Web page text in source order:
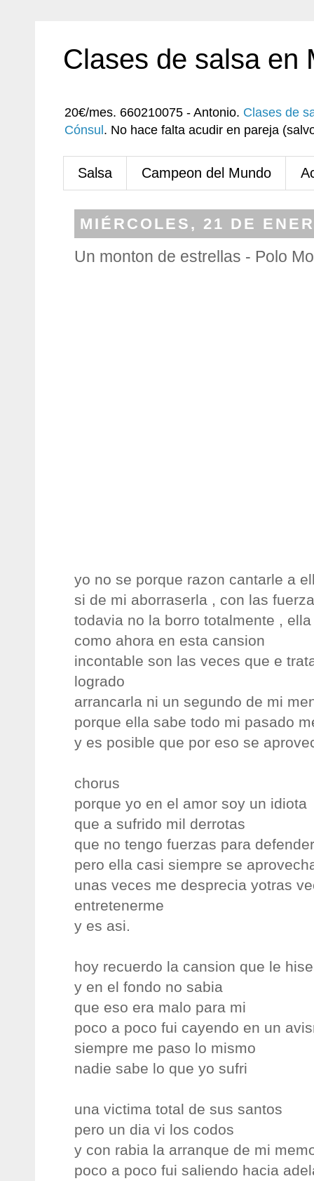
Clases de salsa en
20€/mes. 660210075 - Antonio. Clases de
Cónsul . No hace falta acudir en pareja
Salsa Campeon del Mundo
MIÉRCOLES, 21 DE
Un monton de estrellas - Polo
yo no se porque razon cantarle a
si de mi aborraserla , con las
todavia no la borro totalmente ,
como ahora en esta cansion
incontable son las veces que e
logrado
arrancarla ni un segundo de mi
porque ella sabe todo mi pasado
y es posible que por eso se
chorus
porque yo en el amor soy un idiota
que a sufrido mil derrotas
que no tengo fuerzas para
pero ella casi siempre se
unas veces me desprecia yotras
entretenerme
y es asi.
hoy recuerdo la cansion que le
y en el fondo no sabia
que eso era malo para mi
poco a poco fui cayendo en un
siempre me paso lo mismo
nadie sabe lo que yo sufri
una victima total de sus santos
pero un dia vi los codos
y con rabia la arranque de mi
poco a poco fui saliendo hacia